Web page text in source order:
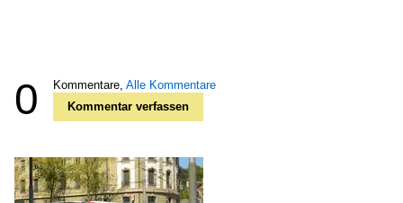
0 Kommentare, Alle Kommentare
Kommentar verfassen